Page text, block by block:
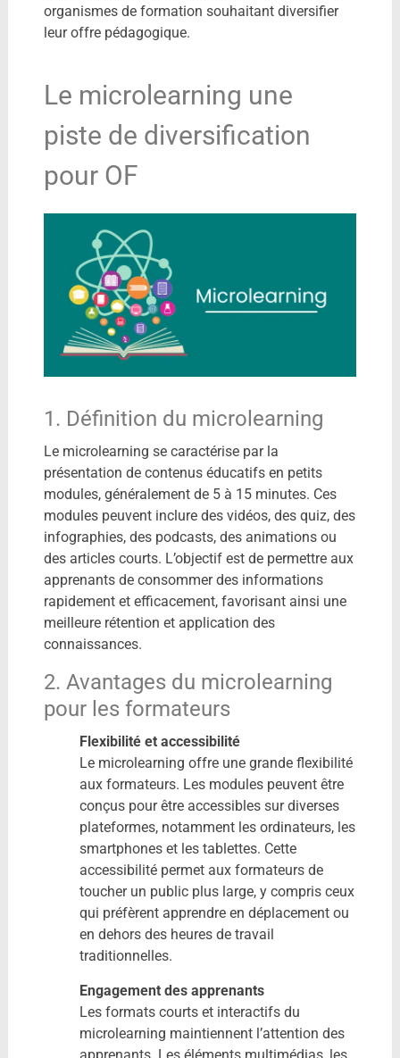
organismes de formation souhaitant diversifier
leur offre pédagogique.
Le microlearning une
piste de diversification
pour OF
1. Définition du microlearning
Le microlearning se caractérise par la
présentation de contenus éducatifs en petits
modules, généralement de 5 à 15 minutes. Ces
modules peuvent inclure des vidéos, des quiz, des
infographies, des podcasts, des animations ou
des articles courts. L’objectif est de permettre aux
apprenants de consommer des informations
rapidement et efficacement, favorisant ainsi une
meilleure rétention et application des
connaissances.
2. Avantages du microlearning
pour les formateurs
Flexibilité et accessibilité
Le microlearning offre une grande flexibilité
aux formateurs. Les modules peuvent être
conçus pour être accessibles sur diverses
plateformes, notamment les ordinateurs, les
smartphones et les tablettes. Cette
accessibilité permet aux formateurs de
toucher un public plus large, y compris ceux
qui préfèrent apprendre en déplacement ou
en dehors des heures de travail
traditionnelles.
Engagement des apprenants
Les formats courts et interactifs du
microlearning maintiennent l’attention des